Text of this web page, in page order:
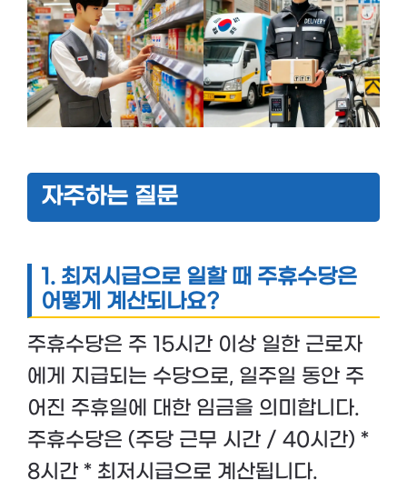
자주하는 질문
1. 최저시급으로 일할 때 주휴수당은
어떻게 계산되나요?
주휴수당은 주 15시간 이상 일한 근로자
에게 지급되는 수당으로, 일주일 동안 주
어진 주휴일에 대한 임금을 의미합니다.
주휴수당은 (주당 근무 시간 / 40시간) *
8시간 * 최저시급으로 계산됩니다.